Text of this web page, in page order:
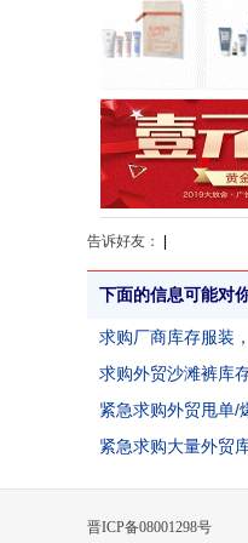
告诉好友：
下面的信息可能对
求购厂商库存服装
求购外贸沙滩裤库
紧急求购外贸甩单/
紧急求购大量外贸
晋ICP备08001298号